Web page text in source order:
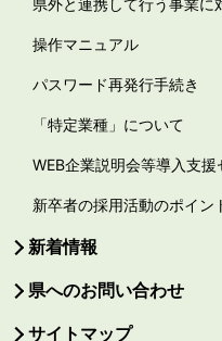
県外と連携して行う事業に
操作マニュアル
パスワード再発行手続き
「特定業種」について
WEB企業説明会等導入支
新卒者の採用活動のポイン
新着情報
県へのお問い合わせ
サイトマップ